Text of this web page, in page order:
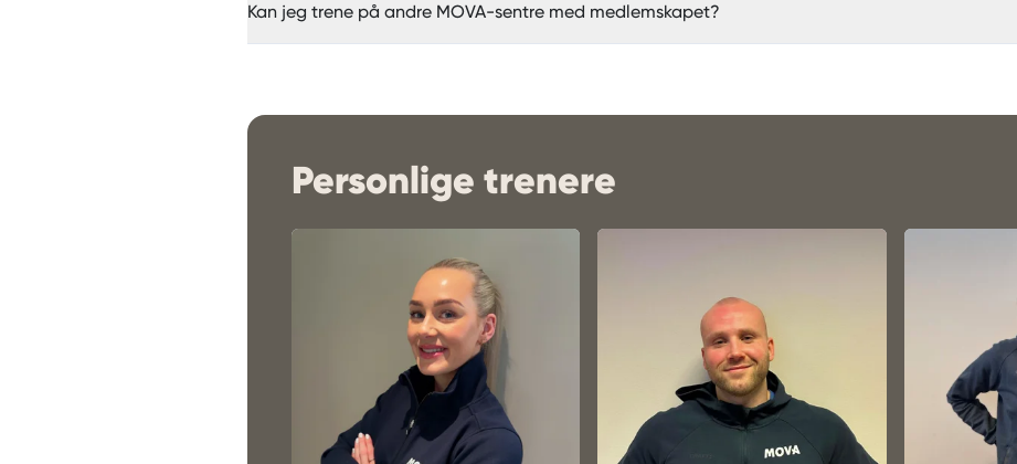
Kan jeg trene på andre MOVA-sentre med medlemskapet?
Personlige trenere